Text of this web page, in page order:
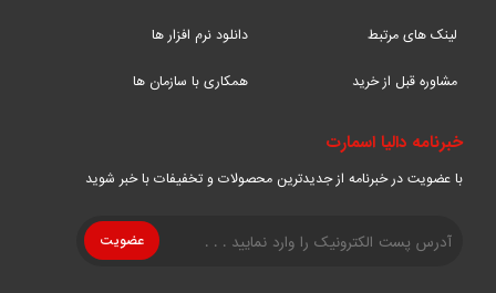
لینک های مرتبط
مشاوره قبل از خرید
دانلود نرم افزار ها
همکاری با سازمان ها
خبرنامه دالیا اسمارت
با عضویت در خبرنامه از جدیدترین محصولات و تخفیفات با خبر شوید